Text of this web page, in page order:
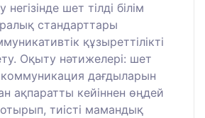
шет тілді білім
стандарттары
құзыреттілікті
Оқыту нәтижелері: шет
коммуникация дағдыларын
ақпаратты кейіннен өңдей
тиісті мамандық